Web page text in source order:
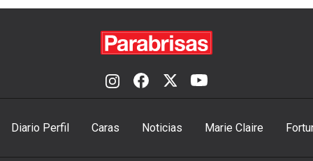
Diario Perfil Caras Noticias Marie Claire